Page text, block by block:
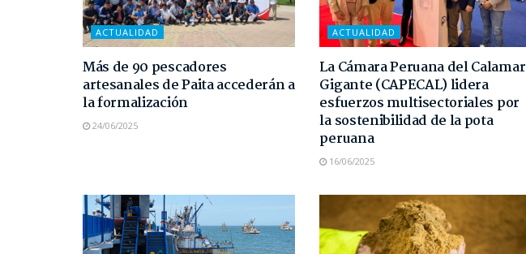
ACTUALIDAD
Más de 90 pescadores
artesanales de Paita accederán a
la formalización
24/06/2025
ACTUALIDAD
La Cámara Peruana del Calamar
Gigante (CAPECAL) lidera
esfuerzos multisectoriales por
la sostenibilidad de la pota
peruana
16/06/2025